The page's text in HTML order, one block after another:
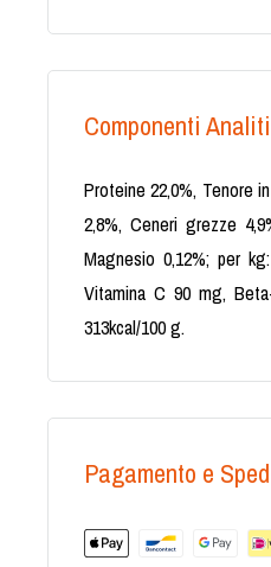
Componenti
Proteine 22,0%, Tenore
2,8%, Ceneri grezze
Magnesio 0,12%; per
Vitamina C 90 mg,
313kcal/100 g.
Pagamento e